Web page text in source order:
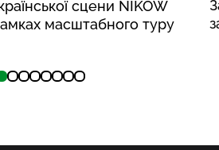
сцени NIKOW
масштабного туру